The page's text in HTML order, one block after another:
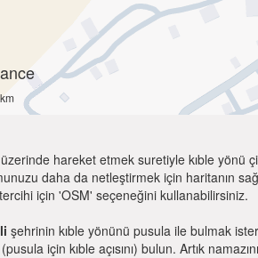
hareket etmek suretiyle kıble yönü
daha da netleştirmek için haritanın
için 'OSM' seçeneğini kullanabilirsiniz.
şehrinin kıble yönünü pusula ile bulmak
(pusula için kıble açısını) bulun. Artık